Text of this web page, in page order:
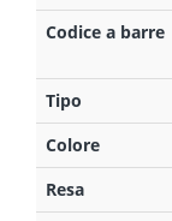
Codice a barre
Tipo
Colore
Resa